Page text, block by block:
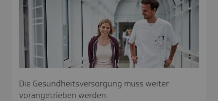
Die Gesundheitsversorgung muss weiter
vorangetrieben werden.